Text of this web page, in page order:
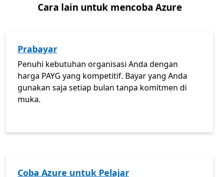
Cara lain untuk mencoba Azure
Prabayar
Penuhi kebutuhan organisasi Anda dengan
harga PAYG yang kompetitif. Bayar yang Anda
gunakan saja setiap bulan tanpa komitmen di
muka.
Coba Azure untuk Pelajar